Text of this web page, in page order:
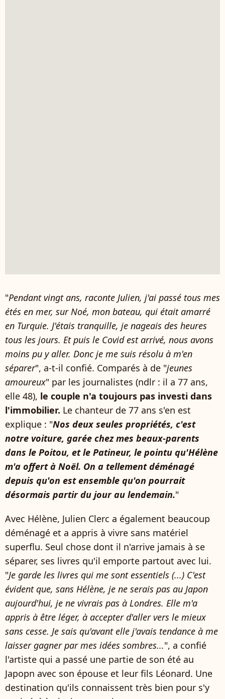
"Pendant vingt ans, raconte Julien, j'ai passé tous mes
étés en mer, sur Noé, mon bateau, qui était amarré
en Turquie. J'étais tranquille, je nageais des heures
tous les jours. Et puis le Covid est arrivé, nous avons
moins pu y aller. Donc je me suis résolu à m'en
séparer", a-t-il confié. Comparés à de "jeunes
amoureux" par les journalistes (ndlr : il a 77 ans,
elle 48), le couple n'a toujours pas investi dans
l'immobilier. Le chanteur de 77 ans s'en est
explique : "Nos deux seules propriétés, c'est
notre voiture, garée chez mes beaux-parents
dans le Poitou, et le Patineur, le pointu qu'Hélène
m'a offert à Noël. On a tellement déménagé
depuis qu'on est ensemble qu'on pourrait
désormais partir du jour au lendemain."
Avec Hélène, Julien Clerc a également beaucoup
déménagé et a appris à vivre sans matériel
superflu. Seul chose dont il n'arrive jamais à se
séparer, ses livres qu'il emporte partout avec lui.
"Je garde les livres qui me sont essentiels (...) C'est
évident que, sans Hélène, je ne serais pas au Japon
aujourd'hui, je ne vivrais pas à Londres. Elle m'a
appris à être léger, à accepter d'aller vers le mieux
sans cesse. Je sais qu'avant elle j'avais tendance à me
laisser gagner par mes idées sombres...", a confié
l'artiste qui a passé une partie de son été au
Japopn avec son épouse et leur fils Léonard. Une
destination qu'ils connaissent très bien pour s'y